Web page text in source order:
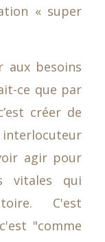
« super
aux besoins
ce que par
créer de
agir pour
vitales qui
C'est
"comme